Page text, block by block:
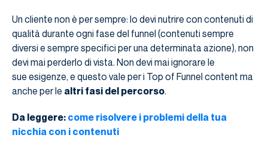
Un cliente non è per sempre: lo devi nutrire con contenuti di
qualità durante ogni fase del funnel (contenuti sempre
diversi e sempre specifici per una determinata azione), non
devi mai perderlo di vista. Non devi mai ignorare le
sue esigenze, e questo vale per i Top of Funnel content ma
anche per le altri fasi del percorso.
Da leggere: come risolvere i problemi della tua
nicchia con i contenuti